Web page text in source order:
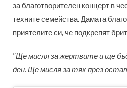
за благотворителен концерт в
техните семейства. Дамата
приятелите си, че подкрепят
"Ще мисля за жертвите и ще
ден. Ще мисля за тях през